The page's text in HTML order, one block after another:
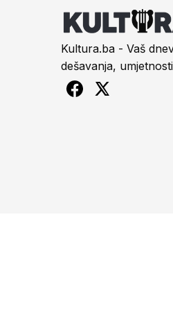
Kultura.ba - Vaš
dešavanja,